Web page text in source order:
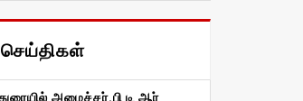
செய்திகள்
அமைச்சர்.பி டி ஆர்